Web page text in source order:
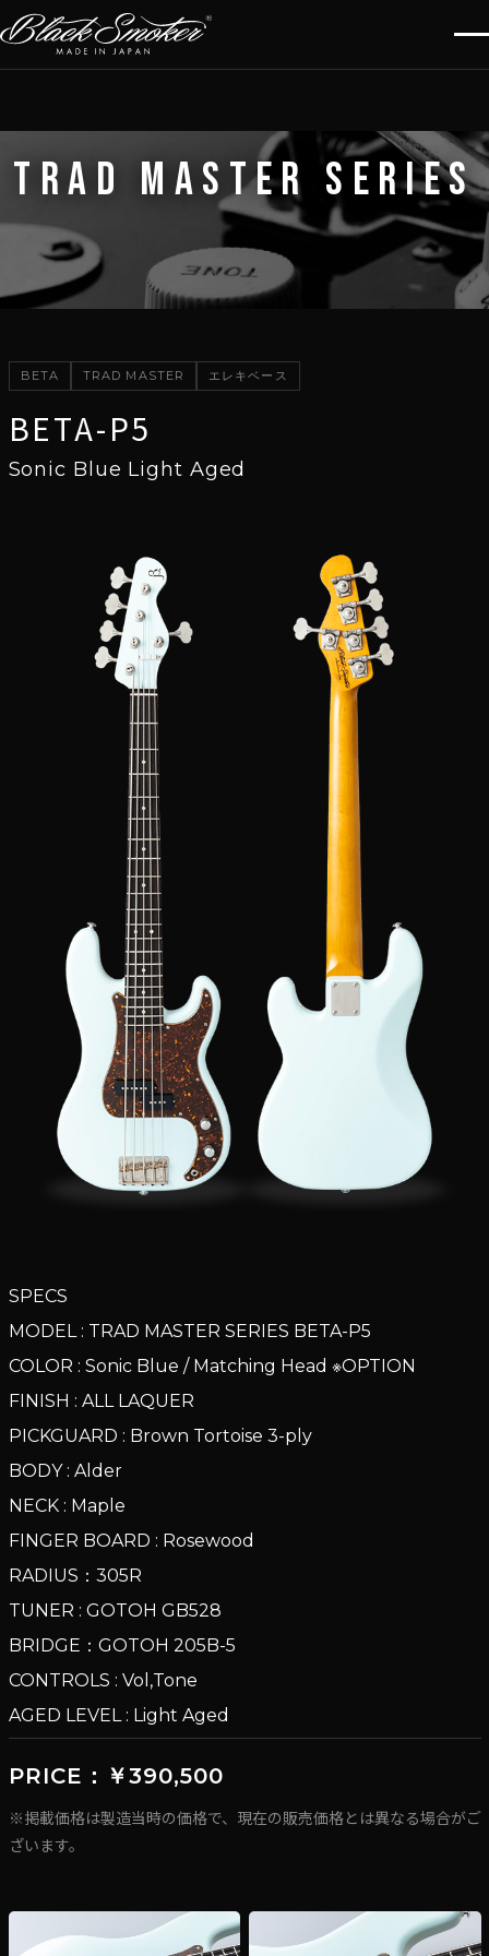
TRAD MASTER SERIES
BETA TRAD MASTER エレキベース
BETA-P5
Sonic Blue Light Aged
SPECS
MODEL : TRAD MASTER SERIES BETA-P5
COLOR : Sonic Blue / Matching Head ※OPTION
FINISH : ALL LAQUER
PICKGUARD : Brown Tortoise 3-ply
BODY : Alder
NECK : Maple
FINGER BOARD : Rosewood
RADIUS：305R
TUNER : GOTOH GB528
BRIDGE：GOTOH 205B-5
CONTROLS : Vol,Tone
AGED LEVEL : Light Aged
PRICE：￥390,500
※掲載価格は製造当時の価格で、現在の販売価格とは異なる場合がご
ざいます。